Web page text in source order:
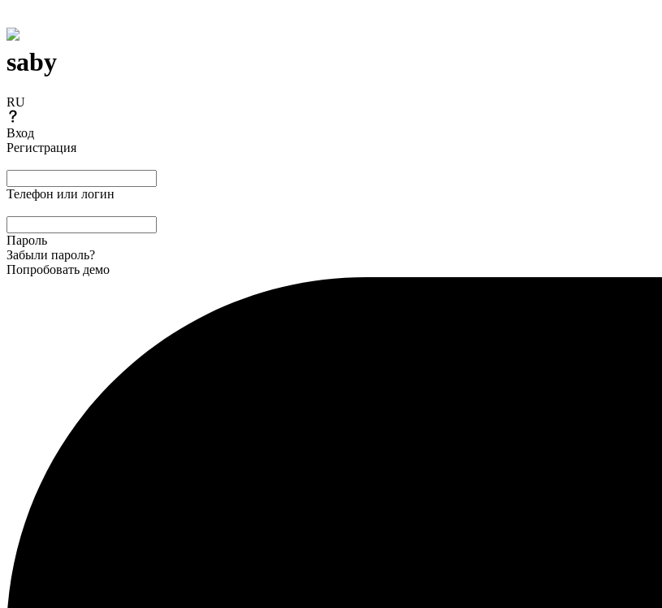
saby
RU
Вход
Регистрация
Телефон или логин
Пароль
Забыли пароль?
Попробовать демо